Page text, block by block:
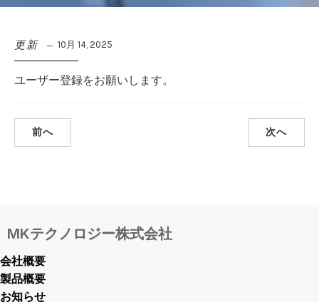
更新 10月 14, 2025
ユーザー登録をお願いします。
前へ 次へ
MKテクノロジー株式会社
会社概要
製品概要
お知らせ